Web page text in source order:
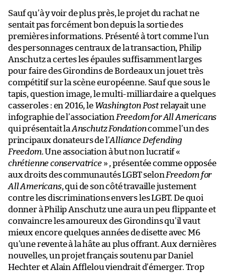
Sauf qu’à y voir de plus près, le projet du rachat ne
sentait pas forcément bon depuis la sortie des
premières informations. Présenté à tort comme l’un
des personnages centraux de la transaction, Philip
Anschutz a certes les épaules suffisamment larges
pour faire des Girondins de Bordeaux un jouet très
compétitif sur la scène européenne. Sauf que sous le
tapis, question image, le multi-milliardaire a quelques
casseroles : en 2016, le Washington Postrelayait une
infographie de l’association Freedom for All Americans
qui présentait la Anschutz Fondationcomme l’un des
principaux donateurs de l’Alliance Defending
Freedom. Une association à but non lucratif «
chrétienne conservatrice» , présentée comme opposée
aux droits des communautés LGBT selon Freedom for
All Americans, qui de son côté travaille justement
contre les discriminations envers les LGBT. De quoi
donner à Philip Anschutz une aura un peu flippante et
convaincre les amoureux des Girondins qu’il vaut
mieux encore quelques années de disette avec M6
qu’une revente à la hâte au plus offrant. Aux dernières
nouvelles, un projet français soutenu par Daniel
Hechter et Alain Afflelou viendrait d’émerger. Trop